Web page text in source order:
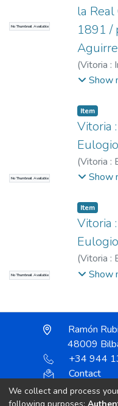
No Thumbnail Available
la
1891 /
(Vitoria :
Serdán y
Show
No Thumbnail Available
Item
Vitoria
(Vitoria :
Serdán y
Show
No Thumbnail Available
Item
Vitoria
(Vitoria :
Serdán y
Show
Ramón
48009
+34 944
Contact
We collect and process